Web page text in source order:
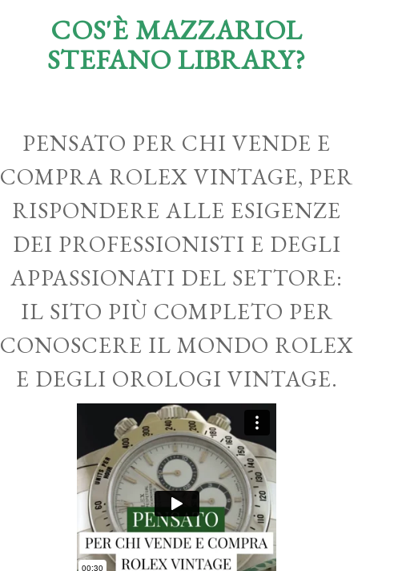
COS'È MAZZARIOL
STEFANO LIBRARY?
PENSATO PER CHI VENDE E
COMPRA ROLEX VINTAGE, PER
RISPONDERE ALLE ESIGENZE
DEI PROFESSIONISTI E DEGLI
APPASSIONATI DEL SETTORE:
IL SITO PIÙ COMPLETO PER
CONOSCERE IL MONDO ROLEX
E DEGLI OROLOGI VINTAGE.